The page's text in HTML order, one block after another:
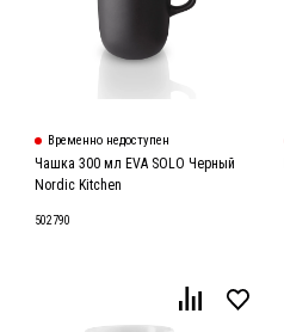
Временно недоступен
Чашка 300 мл EVA SOLO Черный
Nordic Kitchen
502790